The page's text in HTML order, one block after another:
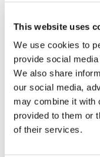
This website uses
We use cookies to
provide social
We also share
our social media,
may combine it with
provided to them or
of their services.
Objectif
Biostimulation
Certifications